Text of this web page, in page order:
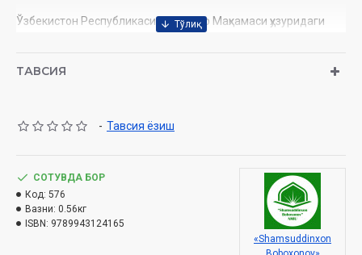
Ўзбекистон Республикаси Вазирлар Маҳкамаси ҳузуридаги
Нашриёт:
«Мовароуннаҳр» нашриёти
Сана: 2017 йил
60х90 1/16
Муқоваси:
ТАВСИЯ
- Тавсия ёзиш
СОТУВДА БОР
Код: 576
Вазни: 0.56кг
ISBN: 9789943124165
«Shamsuddinxon